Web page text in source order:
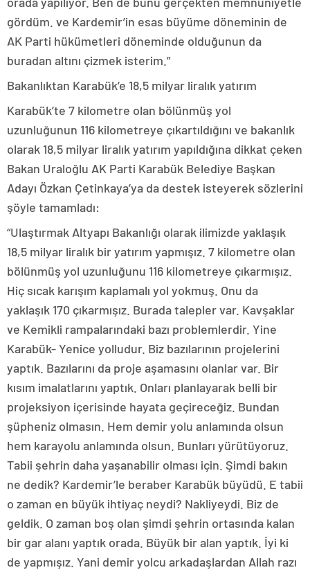
gördüm. ve Kardemir’in esas büyüme döneminin de
AK Parti hükümetleri döneminde olduğunun da
buradan altını çizmek isterim.”
Bakanlıktan Karabük’e 18,5 milyar liralık yatırım
Karabük’te 7 kilometre olan bölünmüş yol
uzunluğunun 116 kilometreye çıkartıldığını ve bakanlık
olarak 18,5 milyar liralık yatırım yapıldığına dikkat çeken
Bakan Uraloğlu AK Parti Karabük Belediye Başkan
Adayı Özkan Çetinkaya’ya da destek isteyerek sözlerini
şöyle tamamladı:
“Ulaştırmak Altyapı Bakanlığı olarak ilimizde yaklaşık
18,5 milyar liralık bir yatırım yapmışız. 7 kilometre olan
bölünmüş yol uzunluğunu 116 kilometreye çıkarmışız.
Hiç sıcak karışım kaplamalı yol yokmuş. Onu da
yaklaşık 170 çıkarmışız. Burada talepler var. Kavşaklar
ve Kemikli rampalarındaki bazı problemlerdir. Yine
Karabük- Yenice yolludur. Biz bazılarının projelerini
yaptık. Bazılarını da proje aşamasını olanlar var. Bir
kısım imalatlarını yaptık. Onları planlayarak belli bir
projeksiyon içerisinde hayata geçireceğiz. Bundan
şüpheniz olmasın. Hem demir yolu anlamında olsun
hem karayolu anlamında olsun. Bunları yürütüyoruz.
Tabii şehrin daha yaşanabilir olması için. Şimdi bakın
ne dedik? Kardemir’le beraber Karabük büyüdü. E tabii
o zaman en büyük ihtiyaç neydi? Nakliyeydi. Biz de
geldik. O zaman boş olan şimdi şehrin ortasında kalan
bir gar alanı yaptık orada. Büyük bir alan yaptık. İyi ki
de yapmışız. Yani demir yolcu arkadaşlardan Allah razı